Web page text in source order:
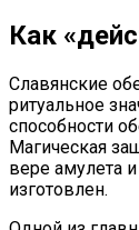
Как
Славянские
ритуальное
способности
Магическая
вере амулета
изготовлен.